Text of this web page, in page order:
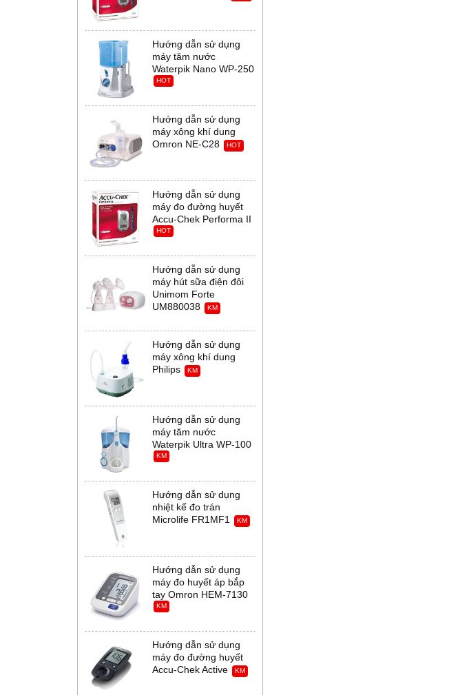
Hướng dẫn sử dụng
máy tăm nước
Waterpik Nano WP-250
HOT
Hướng dẫn sử dụng
máy xông khí dung
Omron NE-C28
HOT
Hướng dẫn sử dụng
máy đo đường huyết
Accu-Chek Performa II
HOT
Hướng dẫn sử dụng
máy hút sữa điện đôi
Unimom Forte
UM880038
KM
Hướng dẫn sử dụng
máy xông khí dung
Philips
KM
Hướng dẫn sử dụng
máy tăm nước
Waterpik Ultra WP-100
KM
Hướng dẫn sử dụng
nhiệt kế đo trán
Microlife FR1MF1
KM
Hướng dẫn sử dụng
máy đo huyết áp bắp
tay Omron HEM-7130
KM
Hướng dẫn sử dụng
máy đo đường huyết
Accu-Chek Active
KM